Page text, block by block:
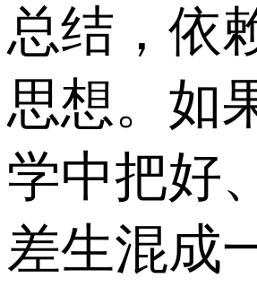
总结，依
思想。如
学中把好
差生混成